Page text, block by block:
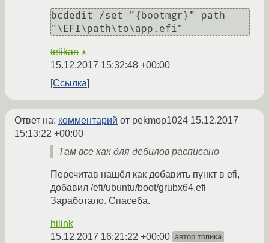
bcdedit /set "{bootmgr}" path
"\EFI\path\to\app.efi"
telikan ★
15.12.2017 15:32:48 +00:00
Ссылка
Ответ на: комментарий от pekmop1024 15.12.2017
15:13:22 +00:00
Там все как для дебилов расписано
Перечитав нашёл как добавить пункт в efi,
добавил /efi/ubuntu/boot/grubx64.efi
Заработало. Спасеба.
hilink
15.12.2017 16:21:22 +00:00 автор топика